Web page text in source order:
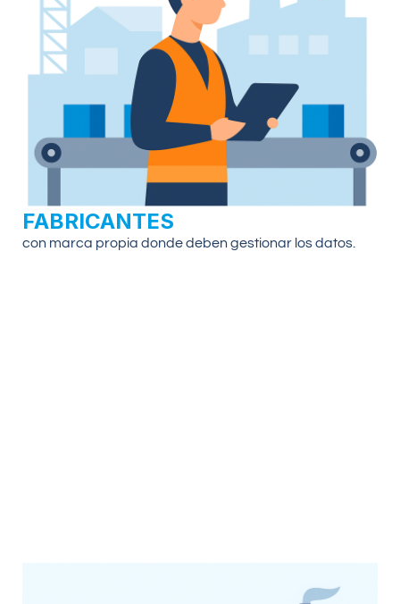
FABRICANTES
con marca propia donde deben gestionar los datos.